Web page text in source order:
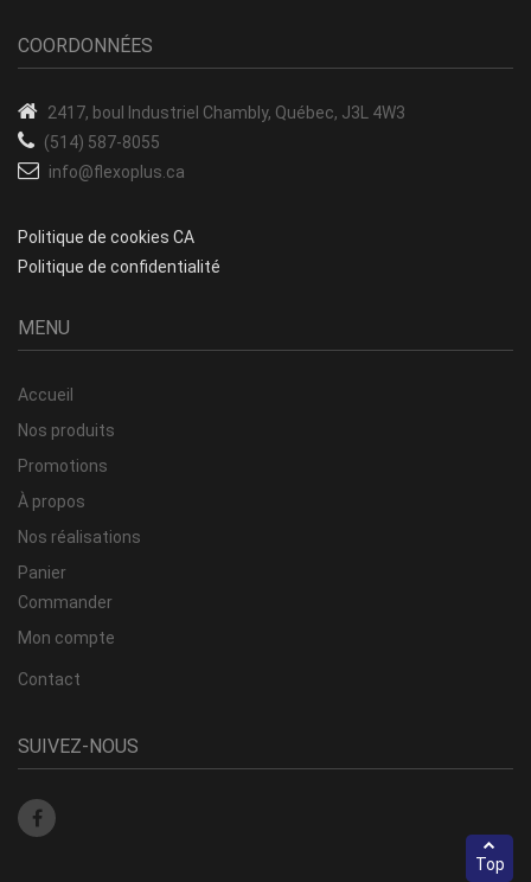
COORDONNÉES
2417, boul Industriel Chambly, Québec, J3L 4W3
(514) 587-8055
info@flexoplus.ca
Politique de cookies CA
Politique de confidentialité
MENU
Accueil
Nos produits
Promotions
À propos
Nos réalisations
Panier
Commander
Mon compte
Contact
SUIVEZ-NOUS
Top